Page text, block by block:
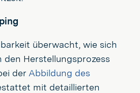
überwacht, wie sich
den Herstellungsprozess
der Abbildung des
mit detaillierten